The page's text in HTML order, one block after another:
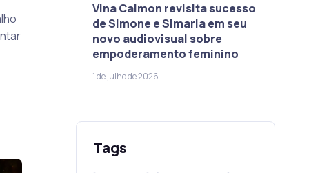
Vina Calmon revisita sucesso
de Simone e Simaria em seu
novo audiovisual sobre
empoderamento feminino
1 de julho de 2026
Tags